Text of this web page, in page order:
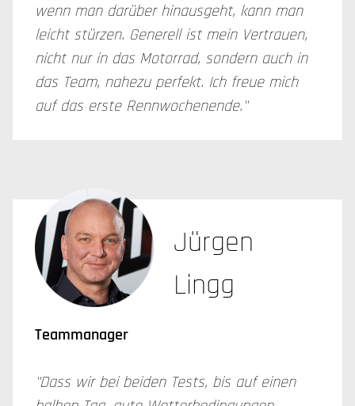
wenn man darüber hinausgeht, kann man
leicht stürzen. Generell ist mein Vertrauen,
nicht nur in das Motorrad, sondern auch in
das Team, nahezu perfekt. Ich freue mich
auf das erste Rennwochenende."
Jürgen
Lingg
Teammanager
"Dass wir bei beiden Tests, bis auf einen